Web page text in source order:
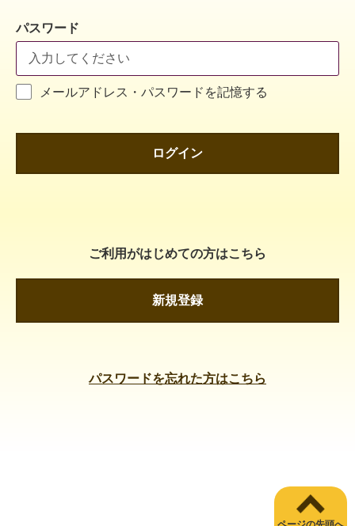
パスワード
メールアドレス・パスワードを記憶する
ログイン
ご利用がはじめての方はこちら
新規登録
パスワードを忘れた方はこちら